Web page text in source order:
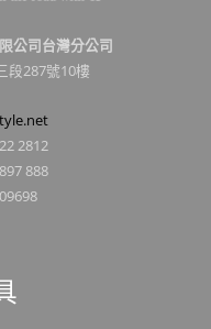
公司台灣分公司
段287號10樓
2812
888